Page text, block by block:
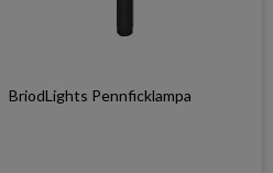
BriodLights Pennficklampa